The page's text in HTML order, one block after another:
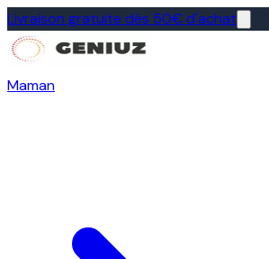
Livraison gratuite dès 50€ d'achat
Maman